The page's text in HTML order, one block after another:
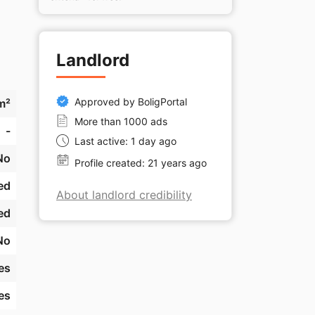
-
Landlord
Approved by BoligPortal
More than 1000 ads
Last active: 1 day ago
Profile created: 21 years ago
About landlord credibility